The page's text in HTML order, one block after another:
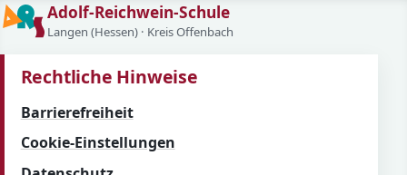
Adolf-Reichwein-Schule
Langen (Hessen) · Kreis Offenbach
Rechtliche Hinweise
Barrierefreiheit
Cookie-Einstellungen